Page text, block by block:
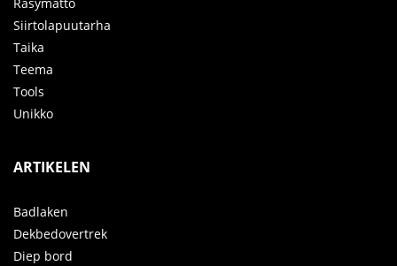
Räsymatto
Siirtolapuutarha
Taika
Teema
Tools
Unikko
ARTIKELEN
Badlaken
Dekbedovertrek
Diep bord